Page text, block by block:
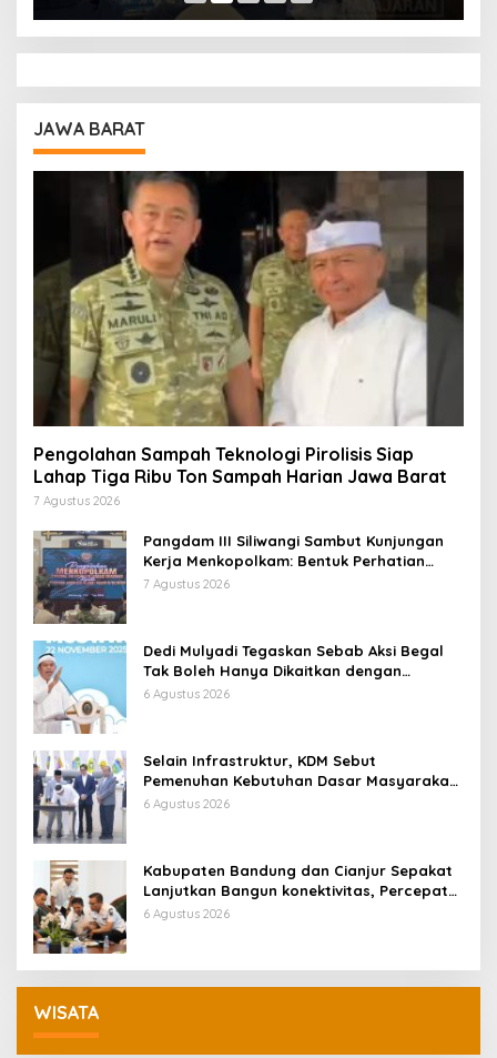
JAWA BARAT
Pengolahan Sampah Teknologi Pirolisis Siap
Lahap Tiga Ribu Ton Sampah Harian Jawa Barat
7 Agustus 2026
Pangdam III Siliwangi Sambut Kunjungan
Kerja Menkopolkam: Bentuk Perhatian
Pemerintah
7 Agustus 2026
Dedi Mulyadi Tegaskan Sebab Aksi Begal
Tak Boleh Hanya Dikaitkan dengan
Ekonomi
6 Agustus 2026
Selain Infrastruktur, KDM Sebut
Pemenuhan Kebutuhan Dasar Masyarakat
Jadi Fokus APBD Jabar 2027
6 Agustus 2026
Kabupaten Bandung dan Cianjur Sepakat
Lanjutkan Bangun konektivitas, Percepat
Pertumbuhan Ekonomi Daerah
6 Agustus 2026
WISATA